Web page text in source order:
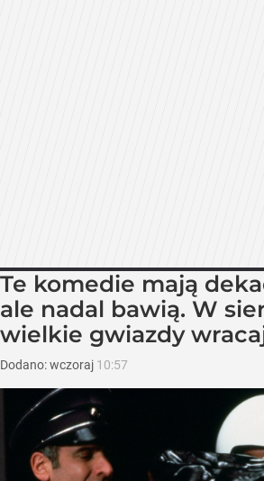
Te komedie mają
ale nadal bawią. W
wielkie gwiazdy
Dodano:wczoraj 10:57